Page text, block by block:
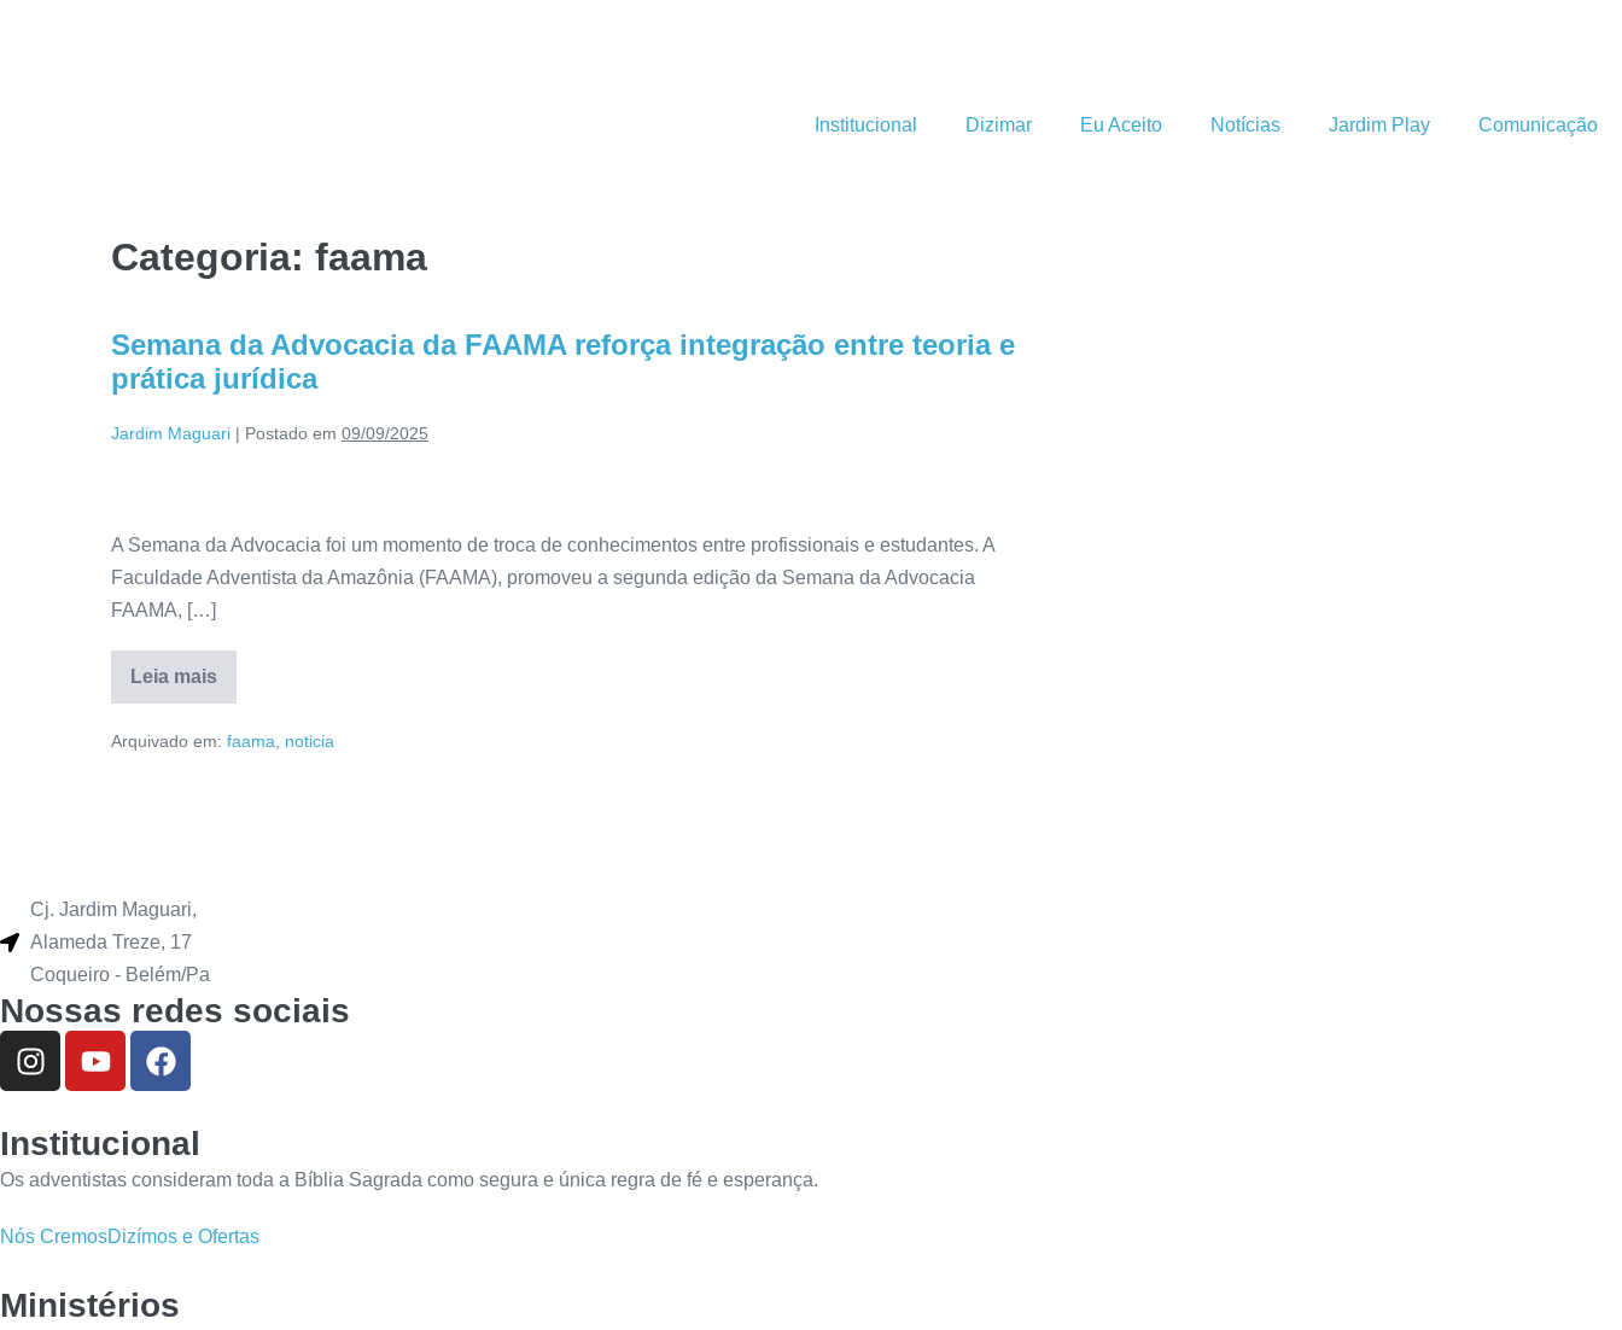
Institucional Dizimar Eu Aceito Notícias Jardim Play Comunicação
Categoria: faama
Semana da Advocacia da FAAMA reforça integração entre teoria e
prática jurídica
Jardim Maguari | Postado em 09/09/2025
A Semana da Advocacia foi um momento de troca de conhecimentos entre profissionais e estudantes. A
Faculdade Adventista da Amazônia (FAAMA), promoveu a segunda edição da Semana da Advocacia
FAAMA, […]
Leia mais
Arquivado em: faama noticia
Cj. Jardim Maguari,
Alameda Treze, 17
Coqueiro - Belém/Pa
Nossas redes sociais
Institucional
Os adventistas consideram toda a Bíblia Sagrada como segura e única regra de fé e esperança.
Nós CremosDizímos e Ofertas
Ministérios